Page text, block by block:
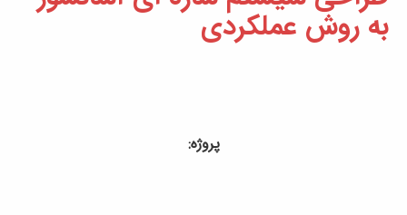
به روش عملکردی
پروژه: